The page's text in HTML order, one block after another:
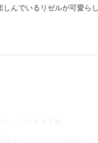
んでいるリゼルが可愛らし